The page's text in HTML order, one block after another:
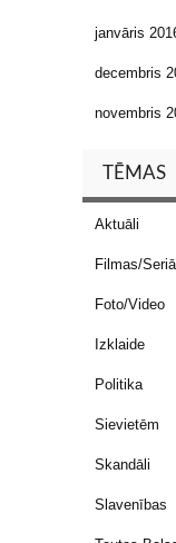
janvāris
decembris
novembris
TĒMAS
Aktuāli
Filmas/
Foto/Video
Izklaide
Politika
Sievietēm
Skandāli
Slavenības